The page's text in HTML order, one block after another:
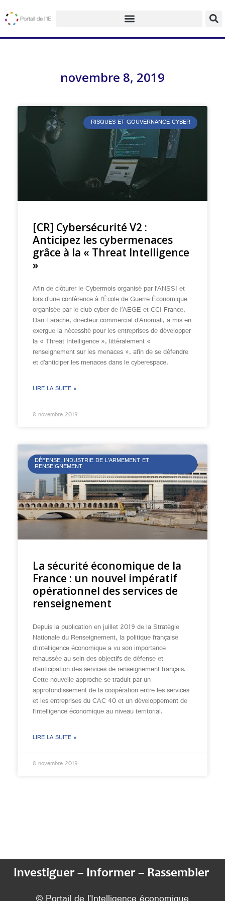
novembre 8, 2019
RISQUES ET GOUVERNANCE CYBER
[CR] Cybersécurité V2 :
Anticipez les cybermenaces
grâce à la « Threat Intelligence
»
Afin de clôturer le Cybermois organisé par l’ANSSI et
lors d’une conférence à l’École de Guerre Économique
organisée par le club cyber de l’AEGE et CCI France,
Dan Farache, directeur commercial d’Anomali, a mis en
exergue la nécessité pour les entreprises de développer
la « Threat Intelligence », littéralement «
renseignement sur les menaces », afin de se défendre
et d’anticiper les menaces dans le cyberespace.
LIRE LA SUITE »
8 novembre 2019
DÉFENSE, INDUSTRIE DE L’ARMEMENT ET
RENSEIGNEMENT
La sécurité économique de la
France : un nouvel impératif
opérationnel des services de
renseignement
Depuis la publication en juillet 2019 de la Stratégie
Nationale du Renseignement, la politique française
d’intelligence économique a vu son importance
rehaussée au sein des objectifs de défense et
d’anticipation des services de renseignement français.
Cette nouvelle approche se traduit par un
approfondissement de la coopération entre les services
et les entreprises du CAC 40 et un développement de
l’intelligence économique au niveau territorial.
LIRE LA SUITE »
8 novembre 2019
Investiguer – Informer – Rassembler